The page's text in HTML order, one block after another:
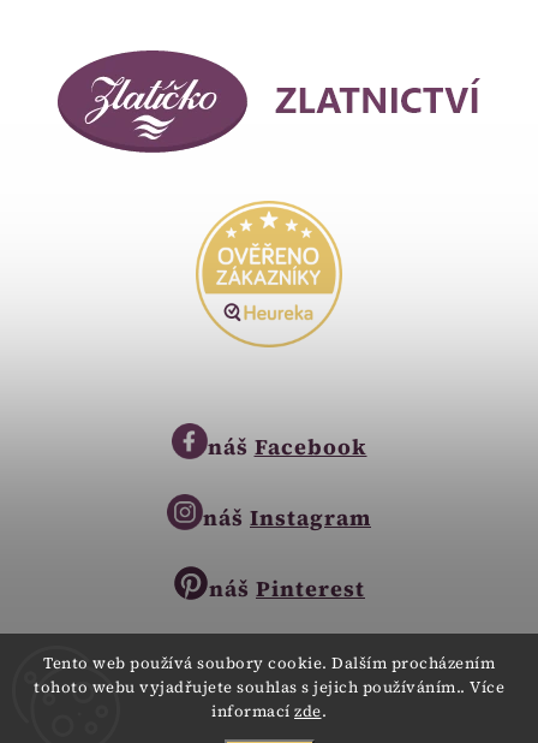
Tento web používá soubory cookie. Dalším procházením
tohoto webu vyjadřujete souhlas s jejich používáním.. Více
informací zde.
náš Facebook
náš Instagram
náš Pinterest
Copyright © 2023